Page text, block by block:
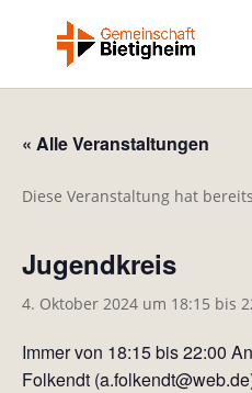
« Alle Veranstaltungen
Diese Veranstaltung hat
Jugendkreis
4. Oktober 2024 um 18:15 bis
Immer von 18:15 bis 22:00
Folkendt